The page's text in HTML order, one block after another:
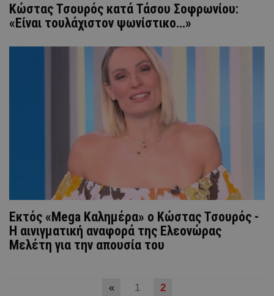
Κώστας Τσουρός κατά Τάσου Σοφρωνίου:
«Είναι τουλάχιστον ψωνίστικο...»
Εκτός «Mega Καλημέρα» ο Κώστας Τσουρός -
Η αινιγματική αναφορά της Ελεονώρας
Μελέτη για την απουσία του
« 1 2